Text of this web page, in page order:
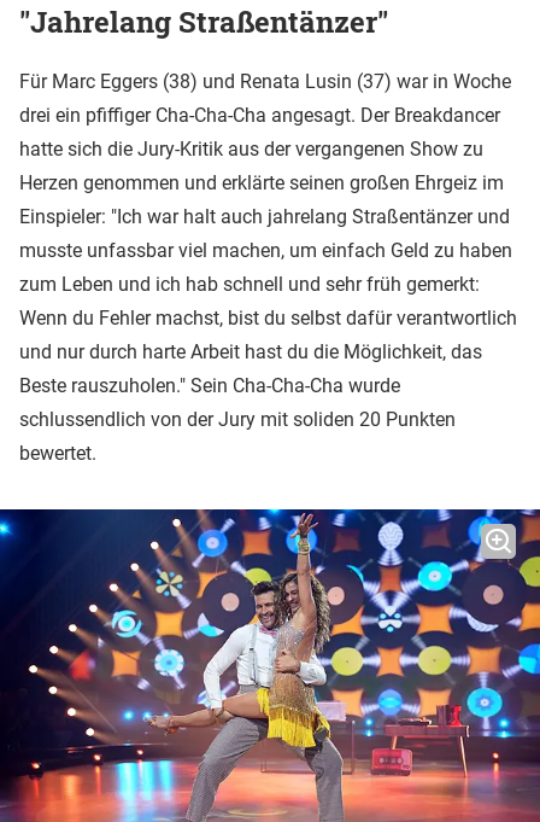
"Jahrelang Straßentänzer"
Für Marc Eggers (38) und Renata Lusin (37) war in Woche
drei ein pfiffiger Cha-Cha-Cha angesagt. Der Breakdancer
hatte sich die Jury-Kritik aus der vergangenen Show zu
Herzen genommen und erklärte seinen großen Ehrgeiz im
Einspieler: "Ich war halt auch jahrelang Straßentänzer und
musste unfassbar viel machen, um einfach Geld zu haben
zum Leben und ich hab schnell und sehr früh gemerkt:
Wenn du Fehler machst, bist du selbst dafür verantwortlich
und nur durch harte Arbeit hast du die Möglichkeit, das
Beste rauszuholen." Sein Cha-Cha-Cha wurde
schlussendlich von der Jury mit soliden 20 Punkten
bewertet.